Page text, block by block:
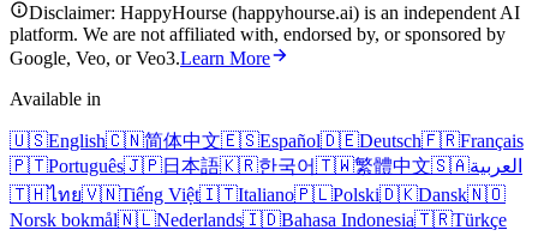
Disclaimer: HappyHourse (happyhourse.ai) is an independent AI
platform. We are not affiliated with, endorsed by, or sponsored by
Google, Veo, or Veo3.Learn More
Available in
🇺🇸English🇨🇳简体中文🇪🇸Español🇩🇪Deutsch🇫🇷Français
🇵🇹Português🇯🇵日本語🇰🇷한국어🇹🇼繁體中文🇸🇦العربية
🇹🇭ไทย🇻🇳Tiếng Việt🇮🇹Italiano🇵🇱Polski🇩🇰Dansk🇳🇴
Norsk bokmål🇳🇱Nederlands🇮🇩Bahasa Indonesia🇹🇷Türkçe